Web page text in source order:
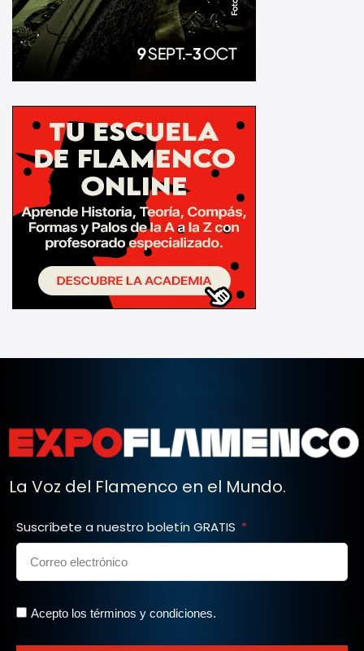
La Voz del Flamenco en el Mundo.
Suscríbete a nuestro boletín GRATIS
Acepto los términos y condiciones.